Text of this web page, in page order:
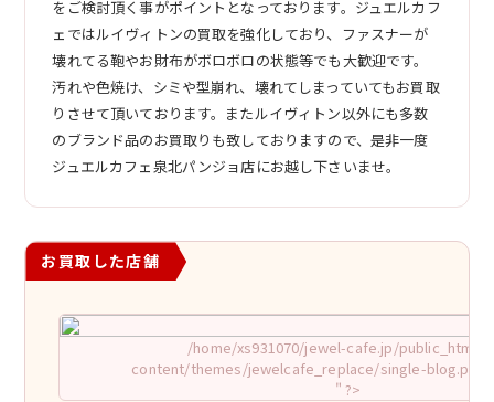
をご検討頂く事がポイントとなっております。ジュエルカフ
ェではルイヴィトンの買取を強化しており、ファスナーが
壊れてる鞄やお財布がボロボロの状態等でも大歓迎です。
汚れや色焼け、シミや型崩れ、壊れてしまっていてもお買取
りさせて頂いております。またルイヴィトン以外にも多数
のブランド品のお買取りも致しておりますので、是非一度
ジュエルカフェ泉北パンジョ店にお越し下さいませ。
お買取した店舗
/home/xs931070/jewel-cafe.jp/public_html/
content/themes/jewelcafe_replace/single-blog.php
" ?>